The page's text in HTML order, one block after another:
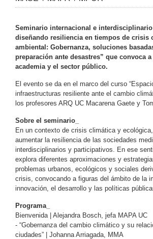
Seminario internacional e
diseñando resiliencia en tiempos de crisis
ambiental: Gobernanza, soluciones
preparación ante desastres” que convoca
academia y el sector público.
El evento se da en el marco del curso
infraestructuras resiliente ante el cambio
los profesores ARQ UC Macarena Gaete y
Sobre el seminario_
En un contexto de crisis climática y
aumentar la resiliencia de las sociedades
interdisciplinarios y participativos. En ese
explora diferentes aproximaciones y
problemas urbanos, ecológicos y sociales
crisis, convocando a figuras del ámbito de la
innovación, el desarrollo y las políticas
Programa_
Bienvenida | Alejandra Bosch, jefa MAPA UC
- “Gobernanza del cambio climático y su
ciudades” | Johanna Arriagada, MMA